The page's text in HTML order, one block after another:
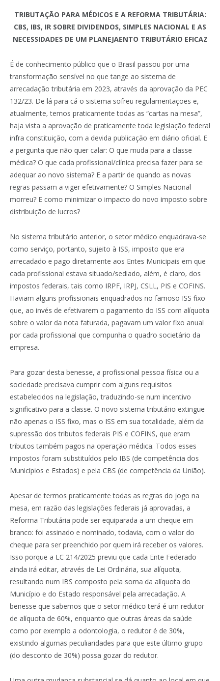
TRIBUTAÇÃO PARA MÉDICOS E A REFORMA TRIBUTÁRIA:
CBS, IBS, IR SOBRE DIVIDENDOS, SIMPLES NACIONAL E AS
NECESSIDADES DE UM PLANEJAENTO TRIBUTÁRIO EFICAZ
É de conhecimento público que o Brasil passou por uma
transformação sensível no que tange ao sistema de
arrecadação tributária em 2023, através da aprovação da PEC
132/23. De lá para cá o sistema sofreu regulamentações e,
atualmente, temos praticamente todas as “cartas na mesa”,
haja vista a aprovação de praticamente toda legislação federal
infra constituição, com a devida publicação em diário oficial. E
a pergunta que não quer calar: O que muda para a classe
médica? O que cada profissional/clínica precisa fazer para se
adequar ao novo sistema? E a partir de quando as novas
regras passam a viger efetivamente? O Simples Nacional
morreu? E como minimizar o impacto do novo imposto sobre
distribuição de lucros?
No sistema tributário anterior, o setor médico enquadrava-se
como serviço, portanto, sujeito à ISS, imposto que era
arrecadado e pago diretamente aos Entes Municipais em que
cada profissional estava situado/sediado, além, é claro, dos
impostos federais, tais como IRPF, IRPJ, CSLL, PIS e COFINS.
Haviam alguns profissionais enquadrados no famoso ISS fixo
que, ao invés de efetivarem o pagamento do ISS com alíquota
sobre o valor da nota faturada, pagavam um valor fixo anual
por cada profissional que compunha o quadro societário da
empresa.
Para gozar desta benesse, a profissional pessoa física ou a
sociedade precisava cumprir com alguns requisitos
estabelecidos na legislação, traduzindo-se num incentivo
significativo para a classe. O novo sistema tributário extingue
não apenas o ISS fixo, mas o ISS em sua totalidade, além da
supressão dos tributos federais PIS e COFINS, que eram
tributos também pagos na operação médica. Todos esses
impostos foram substituídos pelo IBS (de competência dos
Municípios e Estados) e pela CBS (de competência da União).
Apesar de termos praticamente todas as regras do jogo na
mesa, em razão das legislações federais já aprovadas, a
Reforma Tributária pode ser equiparada a um cheque em
branco: foi assinado e nominado, todavia, com o valor do
cheque para ser preenchido por quem irá receber os valores.
Isso porque a LC 214/2025 previu que cada Ente Federado
ainda irá editar, através de Lei Ordinária, sua alíquota,
resultando num IBS composto pela soma da alíquota do
Município e do Estado responsável pela arrecadação. A
benesse que sabemos que o setor médico terá é um redutor
de alíquota de 60%, enquanto que outras áreas da saúde
como por exemplo a odontologia, o redutor é de 30%,
existindo algumas peculiaridades para que este último grupo
(do desconto de 30%) possa gozar do redutor.